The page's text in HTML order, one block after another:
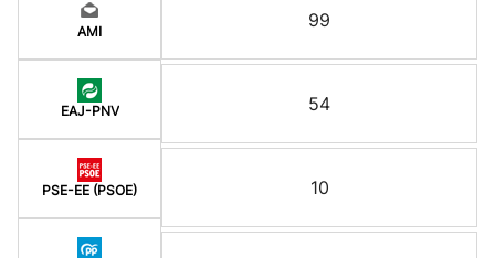
AMI
EAJ-PNV
PSE-EE (PSOE)
99
54
10